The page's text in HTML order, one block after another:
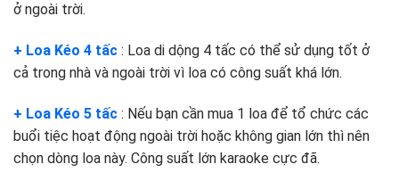
ở ngoài trời.
+ Loa Kéo 4 tấc : Loa di dộng 4 tấc có thể sử dụng tốt ở
cả trong nhà và ngoài trời vì loa có công suất khá lớn.
+ Loa Kéo 5 tấc : Nếu bạn cần mua 1 loa để tổ chức các
buổi tiệc hoạt động ngoài trời hoặc không gian lớn thì nên
chọn dòng loa này. Công suất lớn karaoke cực đã.